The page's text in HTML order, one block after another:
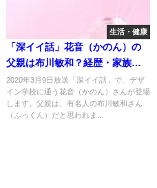
生活・健康
「深イイ話」花音（かのん）の
父親は布川敏和？経歴・家族
は？
2020年3月9日放送「深イイ話」で、デザ
イン学校に通う花音（かのん）さんが登場
します。父親は、有名人の布川敏和さん
（ふっくん）だと思われま...